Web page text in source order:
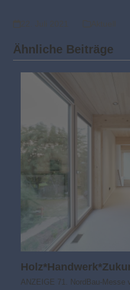
Ähnliche Beiträge
ANZEIGE 71. NordBau-Messe